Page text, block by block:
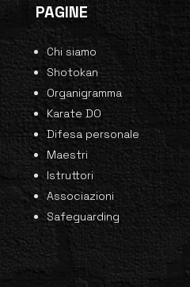
PAGINE
Chi siamo
Shotokan
Organigramma
Karate DO
Difesa personale
Maestri
Istruttori
Associazioni
Safeguarding